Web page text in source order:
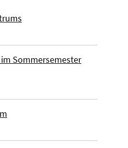
Sommersemester